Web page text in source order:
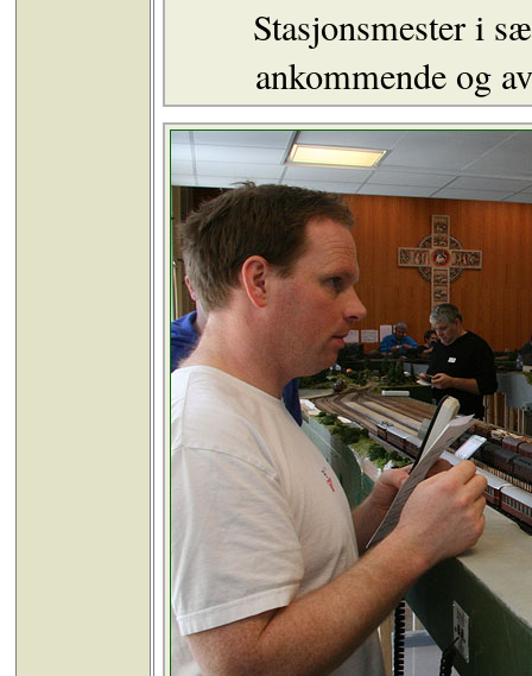
Stasjonsmester i
ankommende og